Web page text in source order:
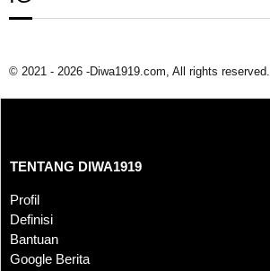
© 2021 - 2026 -Diwa1919.com, All rights reserved.
TENTANG DIWA1919
Profil
Definisi
Bantuan
Google Berita